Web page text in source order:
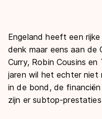
Engeland heeft een
denk maar eens aan de
Curry, Robin Cousins
jaren wil het echter niet
in de bond, de
zijn er subtop-